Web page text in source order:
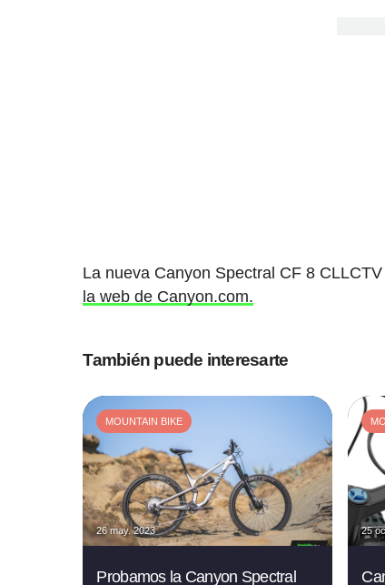
La nueva Canyon Spectral CF 8
la web de Canyon.com.
También puede interesarte
MOUNTAIN BIKE
26 may. 2023
Probamos la Canyon Spectral
25